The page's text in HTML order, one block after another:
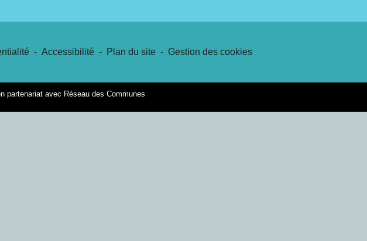
- Accessibilité - Plan du site - Gestion des cookies
partenariat avec Réseau des Communes